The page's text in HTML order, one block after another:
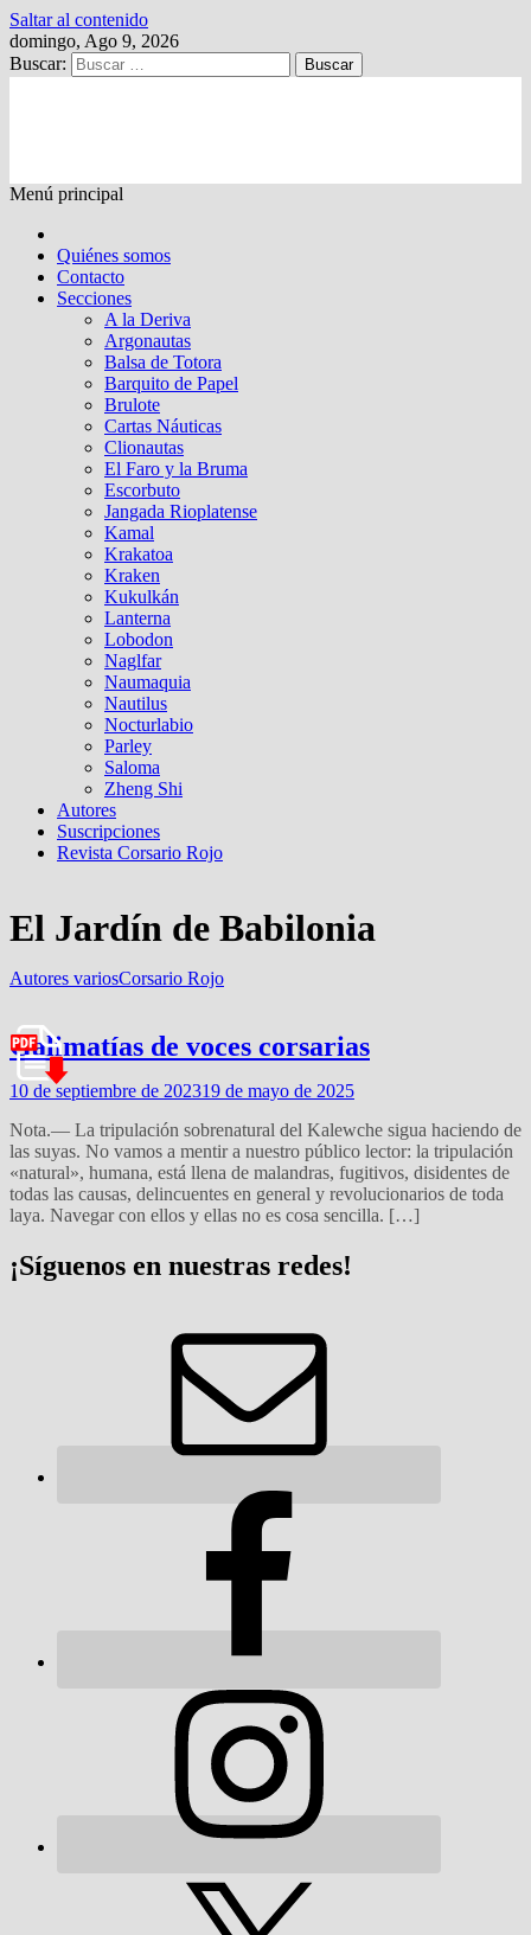
Saltar al contenido
domingo, Ago 9, 2026
Buscar:
Menú principal
Quiénes somos
Contacto
Secciones
A la Deriva
Argonautas
Balsa de Totora
Barquito de Papel
Brulote
Cartas Náuticas
Clionautas
El Faro y la Bruma
Escorbuto
Jangada Rioplatense
Kamal
Krakatoa
Kraken
Kukulkán
Lanterna
Lobodon
Naglfar
Naumaquia
Nautilus
Nocturlabio
Parley
Saloma
Zheng Shi
Autores
Suscripciones
Revista Corsario Rojo
El Jardín de Babilonia
Autores variosCorsario Rojo
Galimatías de voces corsarias
10 de septiembre de 202319 de mayo de 2025
Nota.— La tripulación sobrenatural del Kalewche sigua haciendo de
las suyas. No vamos a mentir a nuestro público lector: la tripulación
«natural», humana, está llena de malandras, fugitivos, disidentes de
todas las causas, delincuentes en general y revolucionarios de toda
laya. Navegar con ellos y ellas no es cosa sencilla. […]
¡Síguenos en nuestras redes!